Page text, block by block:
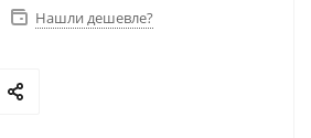
Нашли дешевле?